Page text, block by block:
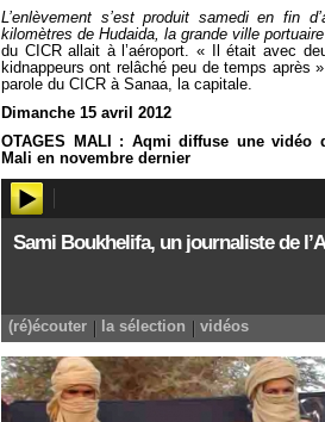
L’enlèvement s’est produit samedi en fin
kilomètres de Hudaida, la grande ville
du CICR allait à l’aéroport. « Il était avec
kidnappeurs ont relâché peu de temps après
parole du CICR à Sanaa, la capitale.
Dimanche 15 avril 2012
OTAGES MALI : Aqmi diffuse une vidéo
Mali en novembre dernier